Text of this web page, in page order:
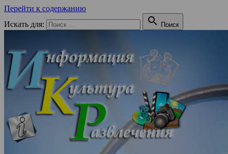
Перейти к содержанию
Искать для:
 Поиск